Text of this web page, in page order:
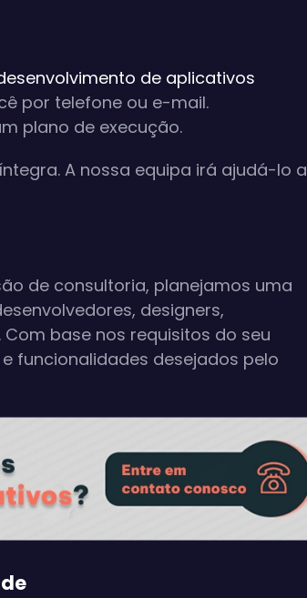
de aplicativos
por telefone ou e-mail.
plano de execução.
A nossa equipa irá ajudá-lo a
de consultoria, planejamos uma
designers,
base nos requisitos do seu
funcionalidades desejados pelo